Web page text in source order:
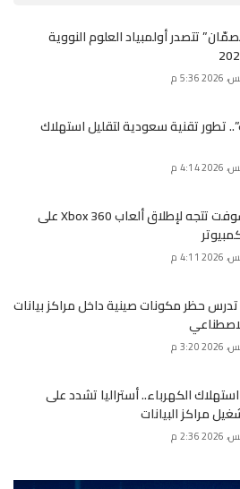
تتصدر أولمبياد العلوم النووية
تطور تقنية سعودية لتقليل استهلاك
مايكروسوفت تتجه لإطلاق ألعاب Xbox 360 على
حظر مكونات صينية داخل مراكز بيانات
الكهرباء.. أستراليا تشدد على
مراكز البيانات